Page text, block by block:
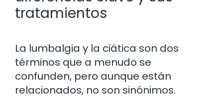
tratamientos
La lumbalgia y la ciática son dos
términos que a menudo se
confunden, pero aunque están
relacionados, no son sinónimos.